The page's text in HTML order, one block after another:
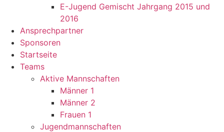
E-Jugend Gemischt Jahrgang 2015 und
2016
Ansprechpartner
Sponsoren
Startseite
Teams
Aktive Mannschaften
Männer 1
Männer 2
Frauen 1
Jugendmannschaften